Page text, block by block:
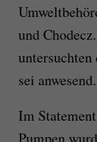
und
untersuchten
sei anwesend.
Im